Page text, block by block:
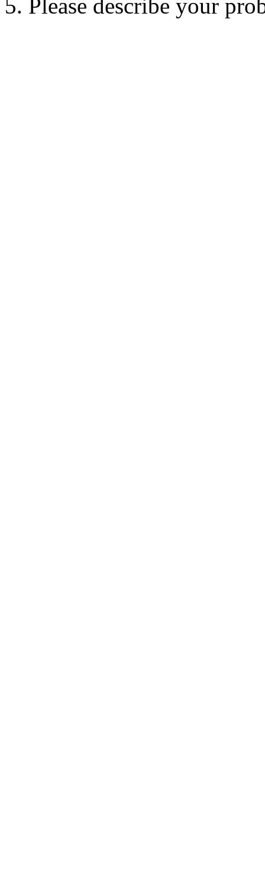
5. Please describe your